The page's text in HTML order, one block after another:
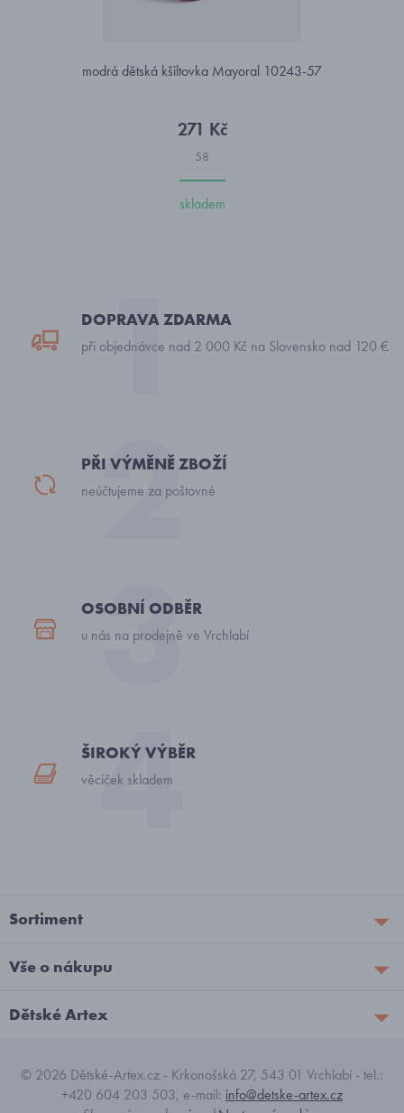
modrá dětská kšiltovka Mayoral 10243-57
271 Kč
58
skladem
DOPRAVA ZDARMA
při objednávce nad 2 000 Kč na Slovensko nad 120 €
PŘI VÝMĚNĚ ZBOŽÍ
neúčtujeme za poštovné
OSOBNÍ ODBĚR
u nás na prodejně ve Vrchlabí
ŠIROKÝ VÝBĚR
věciček skladem
Sortiment
Vše o nákupu
Dětské Artex
© 2026 Dětské-Artex.cz - Krkonošská 27, 543 01 Vrchlabí - tel.:
+420 604 203 503, e-mail: info@detske-artex.cz